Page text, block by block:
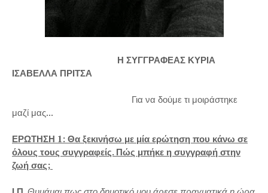
Η ΣΥΓΓΡΑΦΕΑΣ ΚΥΡΙΑ
ΙΣΑΒΕΛΛΑ ΠΡΙΤΣΑ
Για να δούμε τι μοιράστηκε
μαζί μας...
ΕΡΩΤΗΣΗ 1: Θα ξεκινήσω με μία ερώτηση που κάνω σε
όλους τους συγγραφείς. Πώς μπήκε η συγγραφή στην
ζωή σας;